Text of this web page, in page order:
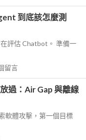
到底該怎麼測
評估 Chatbot。 準備一
留言
過：Air Gap 與離線
軟體攻擊，第一個目標